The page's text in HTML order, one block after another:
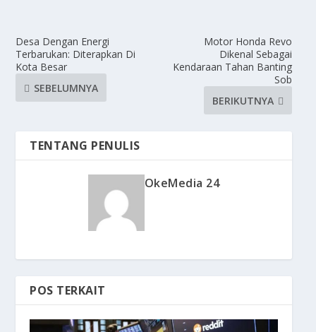
Desa Dengan Energi
Terbarukan: Diterapkan Di
Kota Besar
SEBELUMNYA
Motor Honda Revo
Dikenal Sebagai
Kendaraan Tahan Banting
Sob
BERIKUTNYA
TENTANG PENULIS
OkeMedia 24
POS TERKAIT